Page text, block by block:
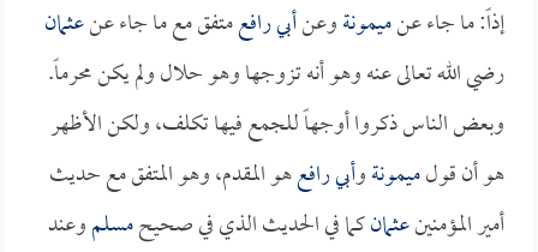
إذاً: ما جاء عنميمونةوعنأبي رافعمتفق مع ما جاء عنعثمان
رضي الله تعالى عنه وهو أنه تزوجها وهو حلال ولم يكن محرماً.
وبعض الناس ذكروا أوجهاً للجمع فيها تكلف، ولكن الأظهر
هو أن قولميمونةوأبي رافعهو المقدم، وهو المتفق مع حديث
أمير المؤمنينعثمانكما في الحديث الذي في صحيحمسلموعند